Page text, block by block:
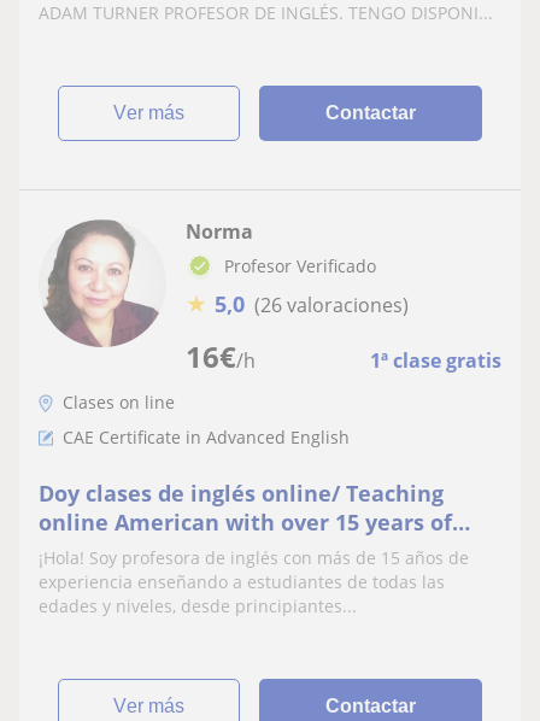
ADAM TURNER PROFESOR DE INGLÉS. TENGO DISPONI...
ver más Contactar
16€/h 1ª clase gratis
Norma
Profesor Verificado
★ 5,0 (26 valoraciones)
Clases on line
CAE Certificate in Advanced English
Doy clases de inglés online/ Teaching
online American with over 15 years of
experience B2/C1/C2/IELTS/Aptis/Business
¡Hola! Soy profesora de inglés con más de 15 años de
experiencia enseñando a estudiantes de todas las
edades y niveles, desde principiantes...
ver más Contactar